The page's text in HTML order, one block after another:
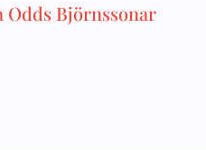
Odds Björnssonar